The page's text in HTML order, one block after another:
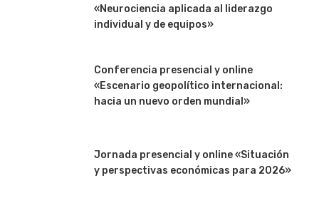
«Neurociencia aplicada al liderazgo
individual y de equipos»
Conferencia presencial y online
«Escenario geopolítico internacional:
hacia un nuevo orden mundial»
Jornada presencial y online «Situación
y perspectivas económicas para 2026»